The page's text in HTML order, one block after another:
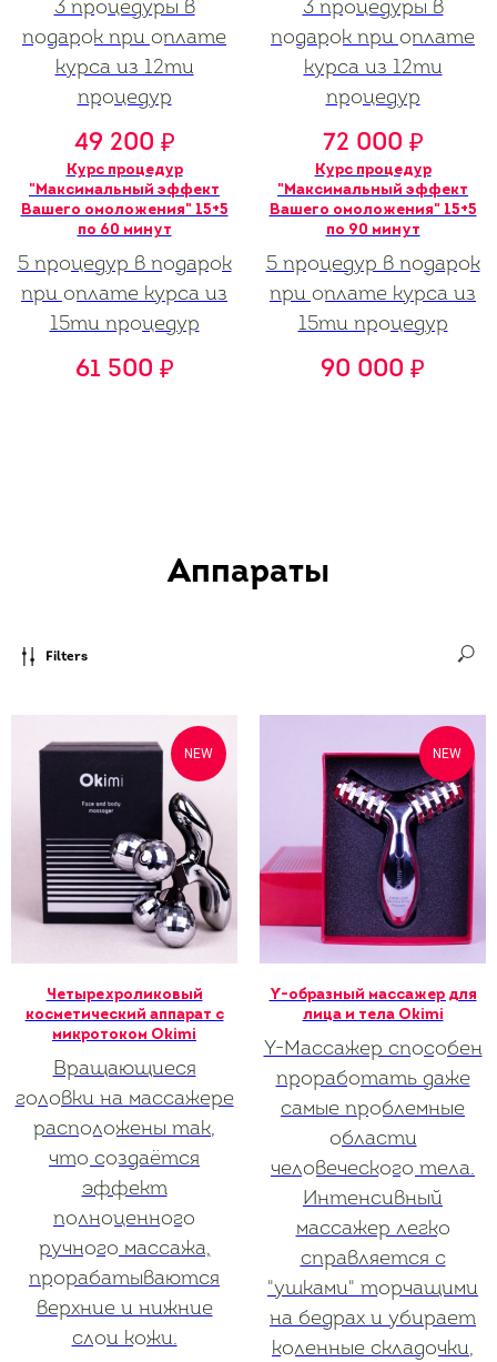
3 процедуры в
подарок при оплате
курса из 12ти
процедур
49 200 ₽
3 процедуры в
подарок при оплате
курса из 12ти
процедур
72 000 ₽
Курс процедур
"Максимальный эффект
Вашего омоложения" 15+5
по 60 минут
5 процедур в подарок
при оплате курса из
15ти процедур
61 500 ₽
Курс процедур
"Максимальный эффект
Вашего омоложения" 15+5
по 90 минут
5 процедур в подарок
при оплате курса из
15ти процедур
90 000 ₽
Аппараты
Filters
NEW
Четырехроликовый
косметический аппарат с
микротоком Okimi
Вращающиеся
головки на массажере
расположены так,
что создаётся
эффект
полноценного
ручного массажа,
прорабатываются
верхние и нижние
слои кожи.
NEW
Y-образный массажер для
лица и тела Okimi
Y-Массажер способен
проработать даже
самые проблемные
области
человеческого тела.
Интенсивный
массажер легко
справляется с
"ушками" торчащими
на бедрах и убирает
коленные складочки,